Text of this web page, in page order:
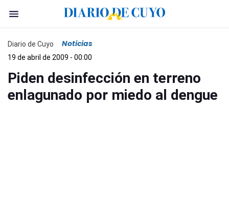
Diario de Cuyo Noticias
19 de abril de 2009 - 00:00
Piden desinfección en terreno
enlagunado por miedo al dengue